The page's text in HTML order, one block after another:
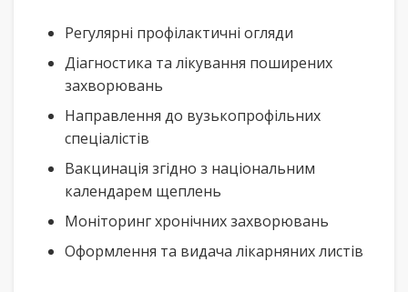
Регулярні профілактичні огляди
Діагностика та лікування поширених
захворювань
Направлення до вузькопрофільних
спеціалістів
Вакцинація згідно з національним
календарем щеплень
Моніторинг хронічних захворювань
Оформлення та видача лікарняних листів